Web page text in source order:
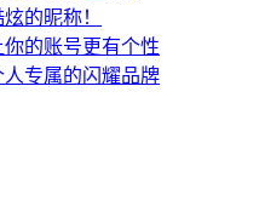
的昵称！
的账号更有个性
专属的闪耀品牌